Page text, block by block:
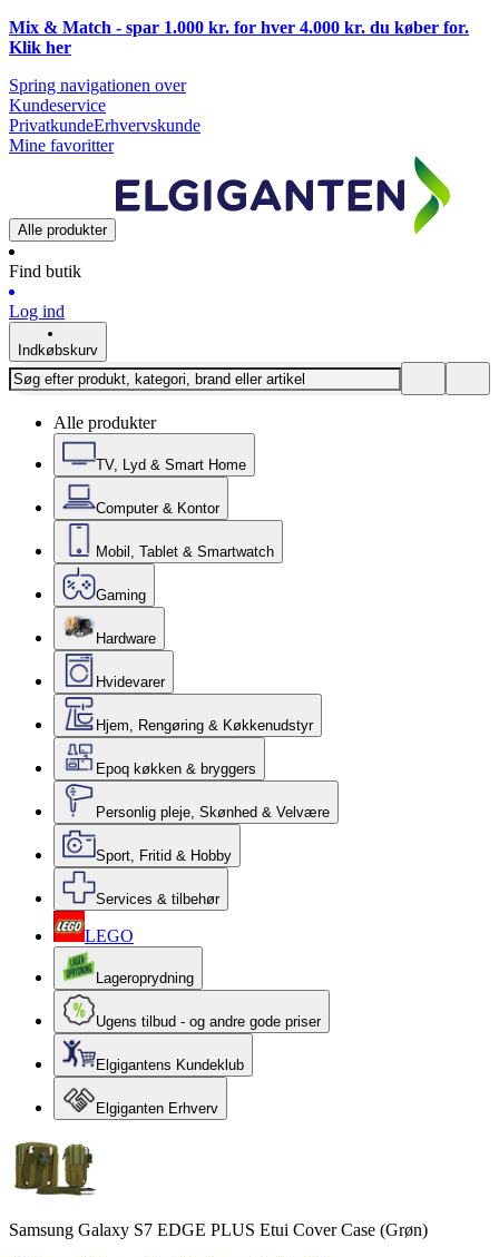
Mix & Match - spar 1.000 kr. for hver 4.000 kr. du køber for.
Klik her
Spring navigationen over
Kundeservice
PrivatkundeErhvervskunde
Mine favoritter
Alle produkter
Find butik
Log ind
Indkøbskurv
Alle produkter
TV, Lyd & Smart Home
Computer & Kontor
Mobil, Tablet & Smartwatch
Gaming
Hardware
Hvidevarer
Hjem, Rengøring & Køkkenudstyr
Epoq køkken & bryggers
Personlig pleje, Skønhed & Velvære
Sport, Fritid & Hobby
Services & tilbehør
LEGO
Lageroprydning
Ugens tilbud - og andre gode priser
Elgigantens Kundeklub
Elgiganten Erhverv
Samsung Galaxy S7 EDGE PLUS Etui Cover Case (Grøn)